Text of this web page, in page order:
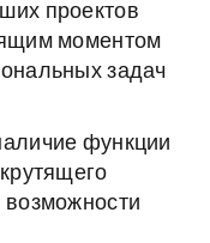
проектов
моментом
задач
функции